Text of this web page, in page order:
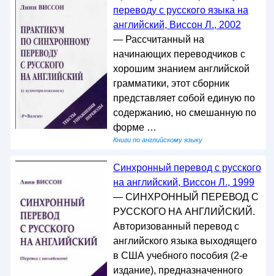
переводу с русского языка на
английский, Виссон Л., 2002
— Рассчитанный на
начинающих переводчиков с
хорошим знанием английской
грамматики, этот сборник
представляет собой единую по
содержанию, но смешанную по
форме …
Книги по английскому языку
Синхронный перевод с русского
на английский, Виссон Л., 1999
— СИНХРОННЫЙ ПЕРЕВОД С
РУССКОГО НА АНГЛИЙСКИЙ.
Авторизованный перевод с
английского языка выходящего
в США учебного пособия (2-е
издание), предназначенного